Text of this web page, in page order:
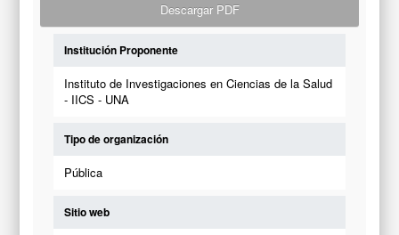
Descargar PDF
Institución Proponente
Instituto de Investigaciones en Ciencias de la Salud
- IICS - UNA
Tipo de organización
Pública
Sitio web